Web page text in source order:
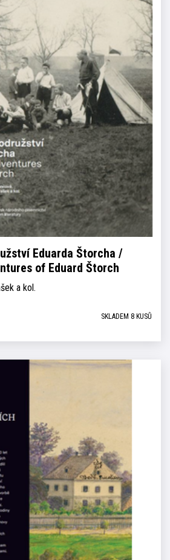
Eduarda Štorcha /
of Eduard Štorch
a kol.
SKLADEM 8 KUSŮ